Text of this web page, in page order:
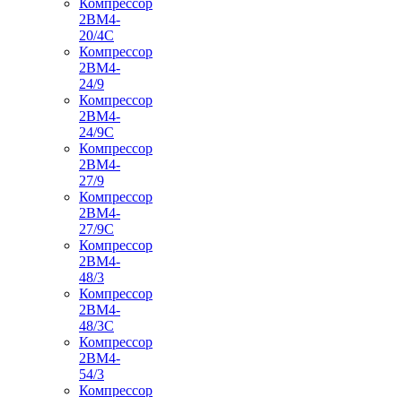
Компрессор
2ВМ4-
20/4С
Компрессор
2ВМ4-
24/9
Компрессор
2ВМ4-
24/9С
Компрессор
2ВМ4-
27/9
Компрессор
2ВМ4-
27/9С
Компрессор
2ВМ4-
48/3
Компрессор
2ВМ4-
48/3С
Компрессор
2ВМ4-
54/3
Компрессор